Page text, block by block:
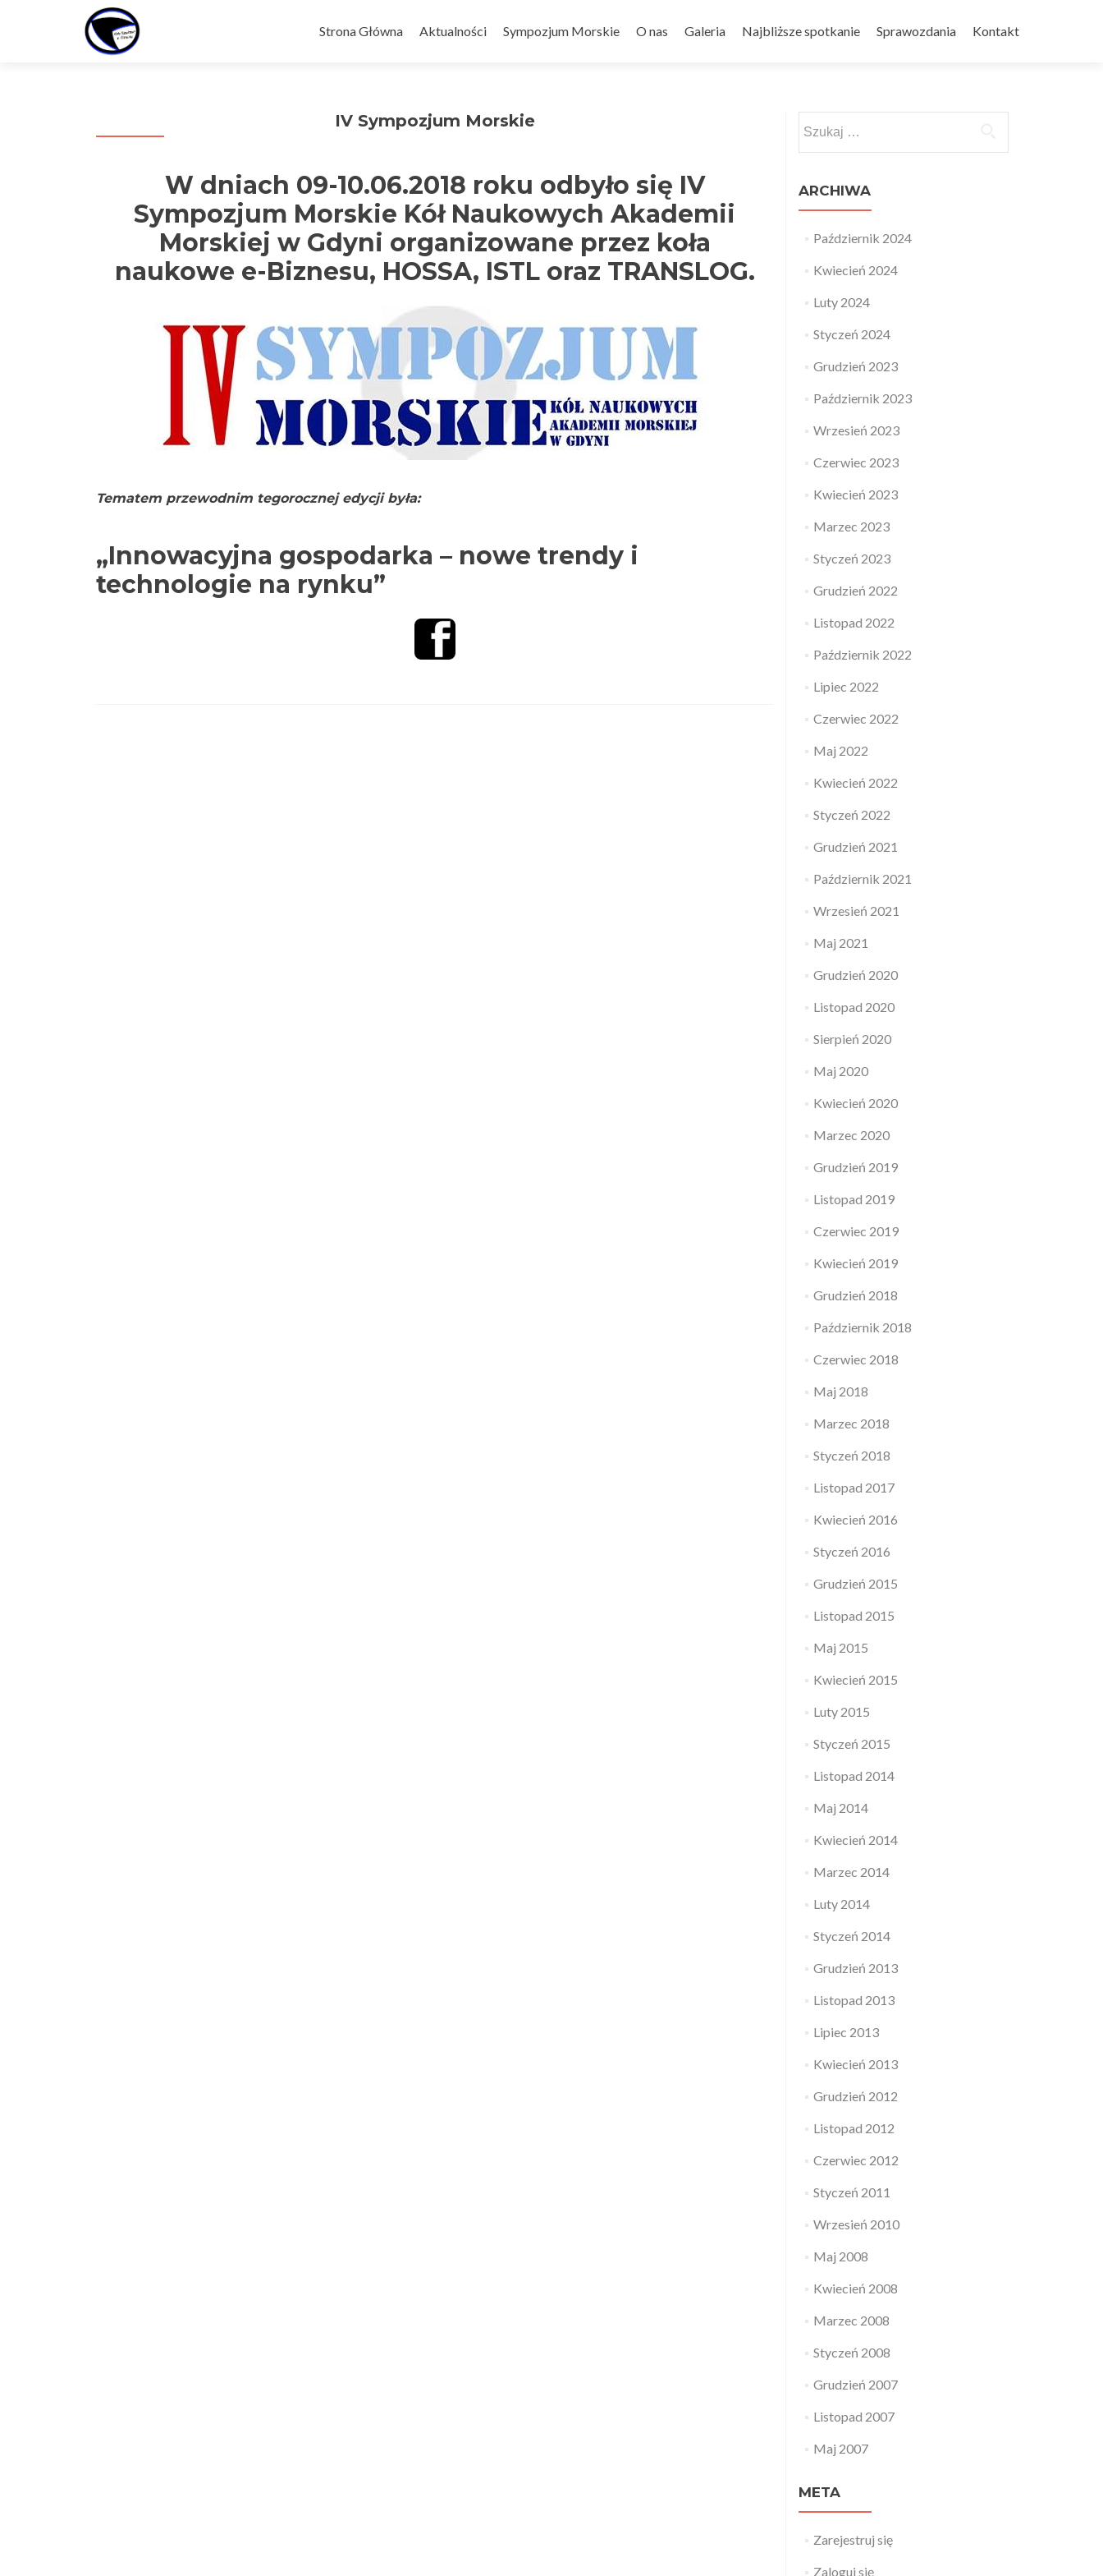
to
Strona Główna Aktualności Sympozjum Morskie O nas Galeria Najbliższe spotkanie Sprawozdania Kontakt
IV Sympozjum Morskie
W dniach 09-10.06.2018 roku odbyło się IV
Sympozjum Morskie Kół Naukowych Akademii
Morskiej w Gdyni organizowane przez koła
naukowe e-Biznesu, HOSSA, ISTL oraz TRANSLOG.
Tematem przewodnim tegorocznej edycji była:
„Innowacyjna gospodarka – nowe trendy i
technologie na rynku”
ARCHIWA
Październik 2024
Kwiecień 2024
Luty 2024
Styczeń 2024
Grudzień 2023
Październik 2023
Wrzesień 2023
Czerwiec 2023
Kwiecień 2023
Marzec 2023
Styczeń 2023
Grudzień 2022
Listopad 2022
Październik 2022
Lipiec 2022
Czerwiec 2022
Maj 2022
Kwiecień 2022
Styczeń 2022
Grudzień 2021
Październik 2021
Wrzesień 2021
Maj 2021
Grudzień 2020
Listopad 2020
Sierpień 2020
Maj 2020
Kwiecień 2020
Marzec 2020
Grudzień 2019
Listopad 2019
Czerwiec 2019
Kwiecień 2019
Grudzień 2018
Październik 2018
Czerwiec 2018
Maj 2018
Marzec 2018
Styczeń 2018
Listopad 2017
Kwiecień 2016
Styczeń 2016
Grudzień 2015
Listopad 2015
Maj 2015
Kwiecień 2015
Luty 2015
Styczeń 2015
Listopad 2014
Maj 2014
Kwiecień 2014
Marzec 2014
Luty 2014
Styczeń 2014
Grudzień 2013
Listopad 2013
Lipiec 2013
Kwiecień 2013
Grudzień 2012
Listopad 2012
Czerwiec 2012
Styczeń 2011
Wrzesień 2010
Maj 2008
Kwiecień 2008
Marzec 2008
Styczeń 2008
Grudzień 2007
Listopad 2007
Maj 2007
META
Zarejestruj się
Zaloguj się